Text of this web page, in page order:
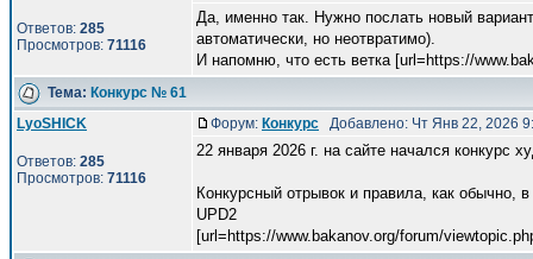
Ответов: 285
Просмотров: 71116
Да, именно так. Нужно послать новый
автоматически, но неотвратимо).
И напомню, что есть ветка [url=https://
Тема: Конкурс № 61
LyoSHICK
Ответов: 285
Просмотров: 71116
Форум: Конкурс Добавлено: Чт Янв 22, 2026
22 января 2026 г. на сайте начался конкурс
Конкурсный отрывок и правила, как обычно,
UPD2
[url=https://www.bakanov.org/forum/